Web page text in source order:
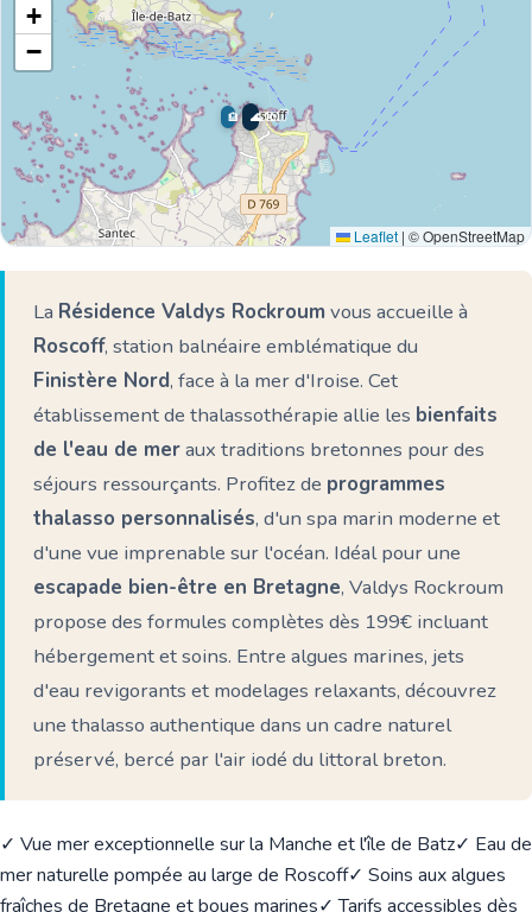
🌊 Ici
🏨
+
−
Leaflet | © OpenStreetMap
La Résidence Valdys Rockroum vous accueille à
Roscoff, station balnéaire emblématique du
Finistère Nord, face à la mer d'Iroise. Cet
établissement de thalassothérapie allie les bienfaits
de l'eau de meraux traditions bretonnes pour des
séjours ressourçants. Profitez de programmes
thalasso personnalisés, d'un spa marin moderne et
d'une vue imprenable sur l'océan. Idéal pour une
escapade bien-être en Bretagne, Valdys Rockroum
propose des formules complètes dès 199€ incluant
hébergement et soins. Entre algues marines, jets
d'eau revigorants et modelages relaxants, découvrez
une thalasso authentique dans un cadre naturel
préservé, bercé par l'air iodé du littoral breton.
✓ Vue mer exceptionnelle sur la Manche et l'île de Batz✓ Eau de
mer naturelle pompée au large de Roscoff✓ Soins aux algues
fraîches de Bretagne et boues marines✓ Tarifs accessibles dès